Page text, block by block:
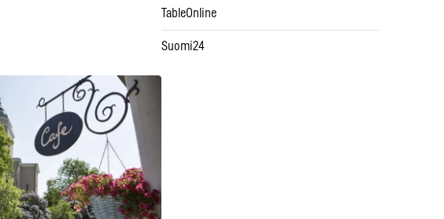
TableOnline
Suomi24